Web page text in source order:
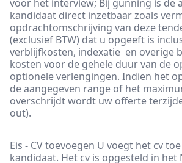
voor het interview; Bij gunning is de
kandidaat direct inzetbaar zoals
opdrachtomschrijving van deze
(exclusief BTW) dat u opgeeft is
verblijfkosten, indexatie en overige
kosten voor de gehele duur van de
optionele verlengingen. Indien het
de aangegeven range of het
overschrijdt wordt uw offerte
out).
Eis - CV toevoegen U voegt het cv
kandidaat. Het cv is opgesteld in het